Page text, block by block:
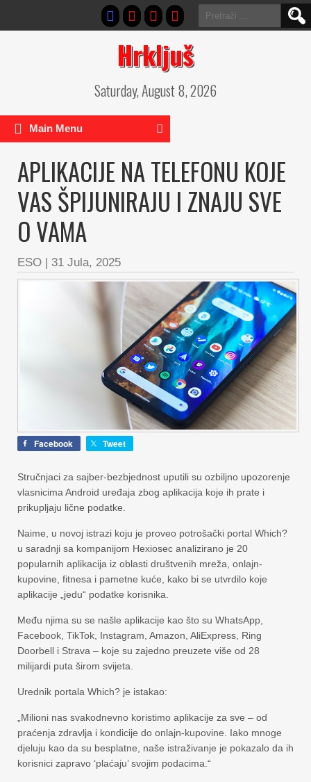
Pretraga:
Hrkljuš
Saturday, August 8, 2026
Main Menu
APLIKACIJE NA TELEFONU KOJE
VAS ŠPIJUNIRAJU I ZNAJU SVE
O VAMA
ESO | 31 Jula, 2025
Facebook Tweet
Stručnjaci za sajber-bezbjednost uputili su ozbiljno upozorenje
vlasnicima Android uređaja zbog aplikacija koje ih prate i
prikupljaju lične podatke.
Naime, u novoj istrazi koju je proveo potrošački portal Which?
u saradnji sa kompanijom Hexiosec analizirano je 20
popularnih aplikacija iz oblasti društvenih mreža, onlajn-
kupovine, fitnesa i pametne kuće, kako bi se utvrdilo koje
aplikacije „jedu“ podatke korisnika.
Među njima su se našle aplikacije kao što su WhatsApp,
Facebook, TikTok, Instagram, Amazon, AliExpress, Ring
Doorbell i Strava – koje su zajedno preuzete više od 28
milijardi puta širom svijeta.
Urednik portala Which? je istakao:
„Milioni nas svakodnevno koristimo aplikacije za sve – od
praćenja zdravlja i kondicije do onlajn-kupovine. Iako mnoge
djeluju kao da su besplatne, naše istraživanje je pokazalo da ih
korisnici zapravo ‘plaćaju’ svojim podacima.“